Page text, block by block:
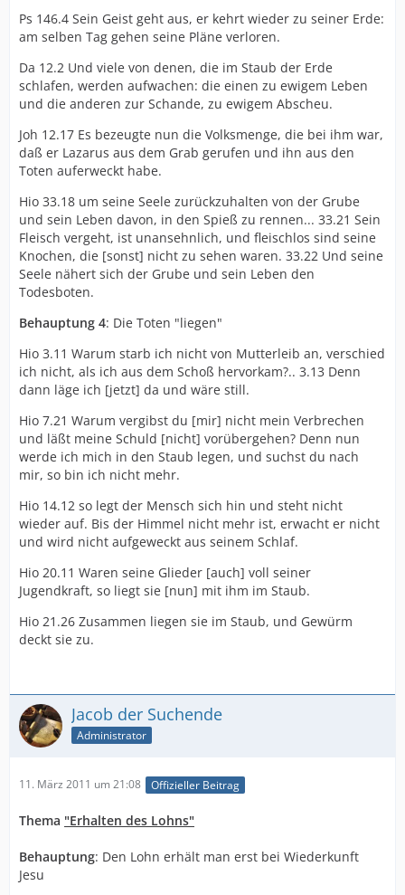
Ps 146.4 Sein Geist geht aus, er kehrt wieder zu seiner Erde:
am selben Tag gehen seine Pläne verloren.
Da 12.2 Und viele von denen, die im Staub der Erde
schlafen, werden aufwachen: die einen zu ewigem Leben
und die anderen zur Schande, zu ewigem Abscheu.
Joh 12.17 Es bezeugte nun die Volksmenge, die bei ihm war,
daß er Lazarus aus dem Grab gerufen und ihn aus den
Toten auferweckt habe.
Hio 33.18 um seine Seele zurückzuhalten von der Grube
und sein Leben davon, in den Spieß zu rennen... 33.21 Sein
Fleisch vergeht, ist unansehnlich, und fleischlos sind seine
Knochen, die [sonst] nicht zu sehen waren. 33.22 Und seine
Seele nähert sich der Grube und sein Leben den
Todesboten.
Behauptung 4: Die Toten "liegen"
Hio 3.11 Warum starb ich nicht von Mutterleib an, verschied
ich nicht, als ich aus dem Schoß hervorkam?.. 3.13 Denn
dann läge ich [jetzt] da und wäre still.
Hio 7.21 Warum vergibst du [mir] nicht mein Verbrechen
und läßt meine Schuld [nicht] vorübergehen? Denn nun
werde ich mich in den Staub legen, und suchst du nach
mir, so bin ich nicht mehr.
Hio 14.12 so legt der Mensch sich hin und steht nicht
wieder auf. Bis der Himmel nicht mehr ist, erwacht er nicht
und wird nicht aufgeweckt aus seinem Schlaf.
Hio 20.11 Waren seine Glieder [auch] voll seiner
Jugendkraft, so liegt sie [nun] mit ihm im Staub.
Hio 21.26 Zusammen liegen sie im Staub, und Gewürm
deckt sie zu.
Jacob der Suchende
Administrator
11. März 2011 um 21:08 Offizieller Beitrag
Thema "Erhalten des Lohns"
Behauptung: Den Lohn erhält man erst bei Wiederkunft
Jesu